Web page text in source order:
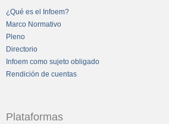
¿Qué es el Infoem?
Marco Normativo
Pleno
Directorio
Infoem como sujeto obligado
Rendición de cuentas
Plataformas